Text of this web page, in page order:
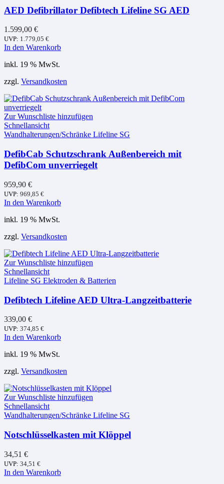
AED Defibrillator Defibtech Lifeline SG AED
1.599,00 €
UVP: 1.779,05 €
In den Warenkorb
inkl. 19 % MwSt.
zzgl. Versandkosten
Zur Wunschliste hinzufügen
Schnellansicht
Wandhalterungen/Schränke Lifeline SG
DefibCab Schutzschrank Außenbereich mit
DefibCom unverriegelt
959,90 €
UVP: 969,85 €
In den Warenkorb
inkl. 19 % MwSt.
zzgl. Versandkosten
Zur Wunschliste hinzufügen
Schnellansicht
Lifeline SG Elektroden & Batterien
Defibtech Lifeline AED Ultra-Langzeitbatterie
339,00 €
UVP: 374,85 €
In den Warenkorb
inkl. 19 % MwSt.
zzgl. Versandkosten
Zur Wunschliste hinzufügen
Schnellansicht
Wandhalterungen/Schränke Lifeline SG
Notschlüsselkasten mit Klöppel
34,51 €
UVP: 34,51 €
In den Warenkorb